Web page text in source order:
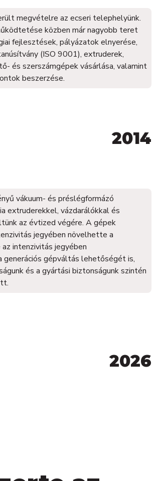
megvételre az ecseri telephelyünk.
közben már nagyobb teret
fejlesztések, pályázatok elnyerése,
(ISO 9001), extruderek,
és szerszámgépek vásárlása, valamint
beszerzése.
2014
vákuum- és préslégformázó
extruderekkel, vázdarálókkal és
az évtized végére. A gépek
jegyében növelhette a
intenzivitás jegyében
gépváltás lehetőségét is,
és a gyártási biztonságunk szintén
2026